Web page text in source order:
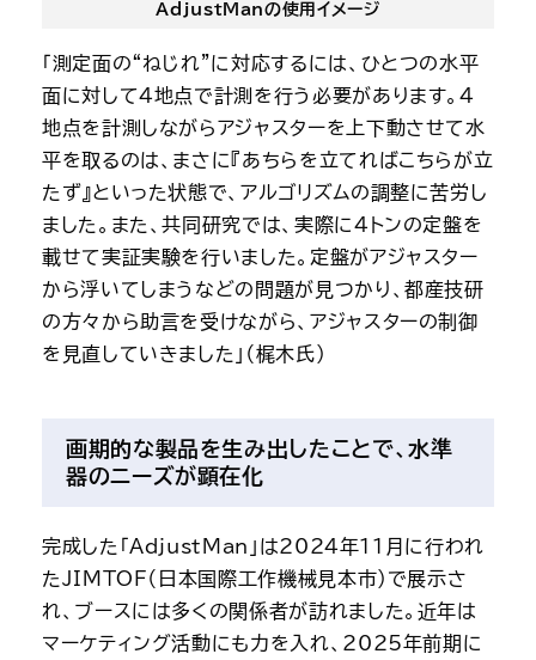
AdjustManの使用イメージ
「測定面の“ねじれ”に対応するには、ひとつの水平
面に対して4地点で計測を行う必要があります。4
地点を計測しながらアジャスターを上下動させて水
平を取るのは、まさに『あちらを立てればこちらが立
たず』といった状態で、アルゴリズムの調整に苦労し
ました。また、共同研究では、実際に4トンの定盤を
載せて実証実験を行いました。定盤がアジャスター
から浮いてしまうなどの問題が見つかり、都産技研
の方々から助言を受けながら、アジャスターの制御
を見直していきました」（梶木氏）
画期的な製品を生み出したことで、水準
器のニーズが顕在化
完成した「AdjustMan」は2024年11月に行われ
たJIMTOF（日本国際工作機械見本市）で展示さ
れ、ブースには多くの関係者が訪れました。近年は
マーケティング活動にも力を入れ、2025年前期に